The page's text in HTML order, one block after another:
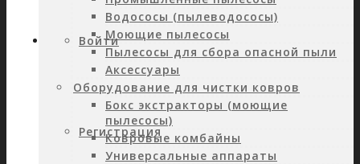
Войти
Регистрация
Водососы (пылеводососы)
Моющие пылесосы
Пылесосы для сбора опасной пыли
Аксессуары
Оборудование для чистки ковров
Бокс экстракторы (моющие
пылесосы)
Ковровые комбайны
Универсальные аппараты